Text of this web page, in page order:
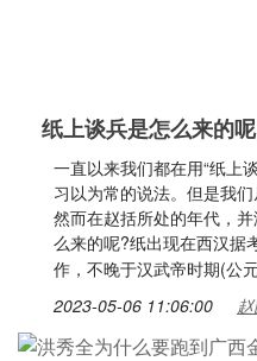
纸上谈兵是怎么来的呢
一直以来我们都在用“纸上
习以为常的说法。但是我
然而在赵括所处的年代，
么来的呢?纸出现在西汉据
作，不晚于汉武帝时期(公
2023-05-06 11:06:00